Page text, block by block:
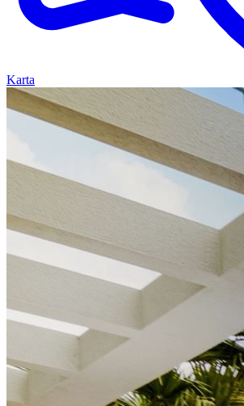
Karta